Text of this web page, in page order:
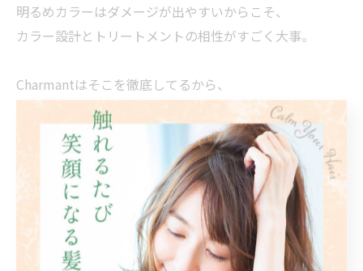
明るめカラーはダメージが出やすいからこそ、
カラー設計とトリートメントの相性がすごく大事。
Charmantはそこを徹底してるから、
仕上がりのツヤと柔らかさが違います。
■ こんな方に特におすすめ
✔ 白髪染めで毎回暗くなるのがイヤ
✔ 白髪染めをやめたい（脱白髪染め）
✔ 白髪が伸びてくるのが気になる